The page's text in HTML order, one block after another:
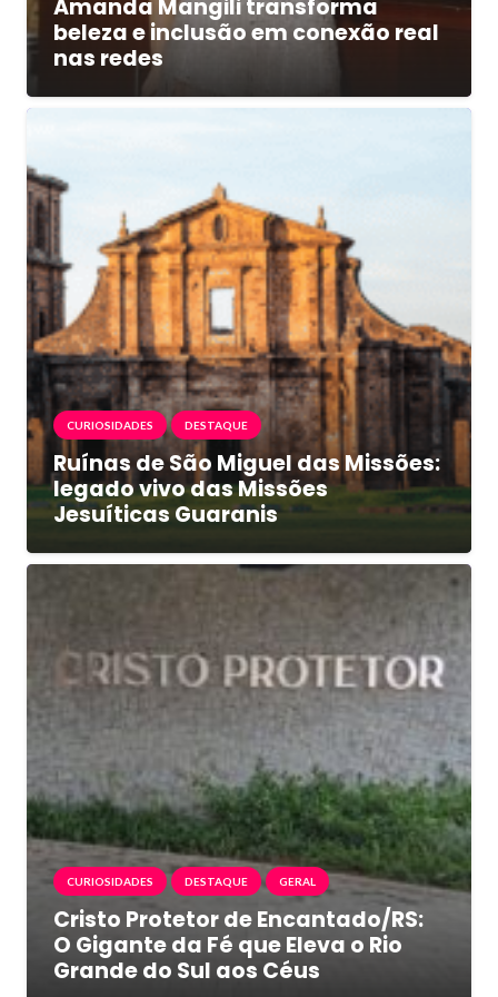
Amanda Mangili transforma
beleza e inclusão em conexão real
nas redes
CURIOSIDADES DESTAQUE
Ruínas de São Miguel das Missões:
legado vivo das Missões
Jesuíticas Guaranis
CURIOSIDADES DESTAQUE GERAL
Cristo Protetor de Encantado/RS:
O Gigante da Fé que Eleva o Rio
Grande do Sul aos Céus